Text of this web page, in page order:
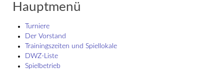
Hauptmenü
Turniere
Der Vorstand
Trainingszeiten und Spiellokale
DWZ-Liste
Spielbetrieb